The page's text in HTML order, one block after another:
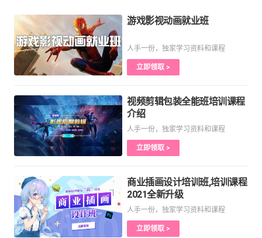
游戏影视动画就业班
人手一份，独家学习资料和课程
立即领取 >
视频剪辑包装全能班培训课程
介绍
人手一份，独家学习资料和课程
立即领取 >
商业插画设计培训班,培训课程
2021全新升级
人手一份，独家学习资料和课程
立即领取 >